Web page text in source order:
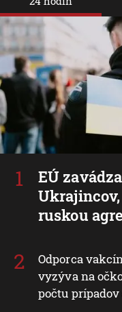
EÚ
ruskou
Odporca
vyzýva na
počtu